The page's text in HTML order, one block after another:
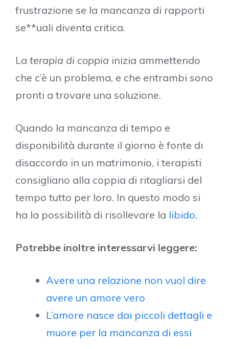
frustrazione se la mancanza di rapporti
se**uali diventa critica.
La terapia di coppia inizia ammettendo
che c’è un problema, e che entrambi sono
pronti a trovare una soluzione.
Quando la mancanza di tempo e
disponibilità durante il giorno è fonte di
disaccordo in un matrimonio, i terapisti
consigliano alla coppia di ritagliarsi del
tempo tutto per loro. In questo modo si
ha la possibilità di risollevare la libido.
Potrebbe inoltre interessarvi leggere:
Avere una relazione non vuol dire
avere un amore vero
L’amore nasce dai piccoli dettagli e
muore per la mancanza di essi